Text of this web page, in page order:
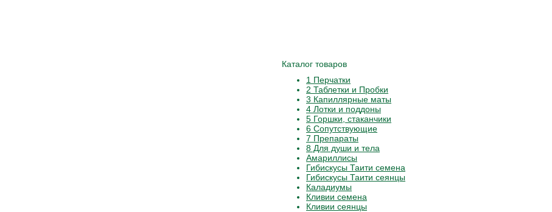
Каталог товаров
1 Перчатки
2 Таблетки и Пробки
3 Капиллярные маты
4 Лотки и поддоны
5 Горшки, стаканчики
6 Сопутствующие
7 Препараты
8 Для души и тела
Амариллисы
Гибискусы Таити семена
Гибискусы Таити сеянцы
Каладиумы
Кливии семена
Кливии сеянцы